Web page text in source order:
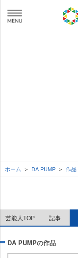
ホーム DA PUMP 作品
芸能人TOP 記事
DA PUMPの作品